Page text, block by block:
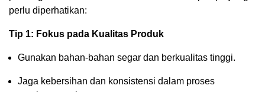
perlu diperhatikan:
Tip 1: Fokus pada Kualitas Produk
Gunakan bahan-bahan segar dan berkualitas tinggi.
Jaga kebersihan dan konsistensi dalam proses